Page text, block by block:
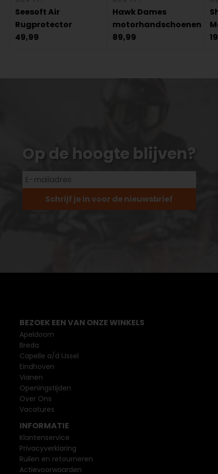
Seesoft Air
Rugprotector
49,99
Hawk Dames
motorhandschoenen
89,99
Op de hoogte blijven?
Schrijf je in voor de nieuwsbrief
BEZOEK EEN VAN ONZE WINKELS
Apeldoorn
Breda
Capelle a/d IJssel
Eindhoven
Vianen
Openingstijden
Over Ons
Vacatures
INFORMATIE
Klantenservice
Privacyverklaring
Ruilen en retourneren
Actievoorwaarden